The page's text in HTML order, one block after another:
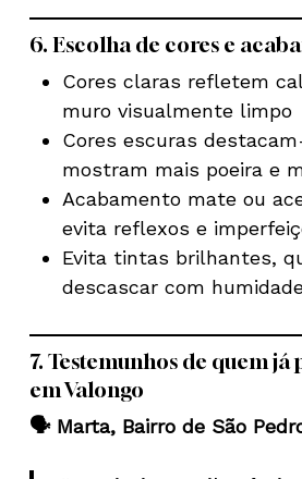
6. Escolha de cores e
Cores claras refletem
muro visualmente limpo
Cores escuras
mostram mais poeira e
Acabamento mate ou
evita reflexos e
Evita tintas brilhantes,
descascar com
7. Testemunhos de quem
em Valongo
🗣️ Marta, Bairro de São